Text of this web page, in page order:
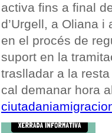
activa fins a final
d’Urgell, a Oliana
en el procés de
suport en la
traslladar a la
cal demanar hora